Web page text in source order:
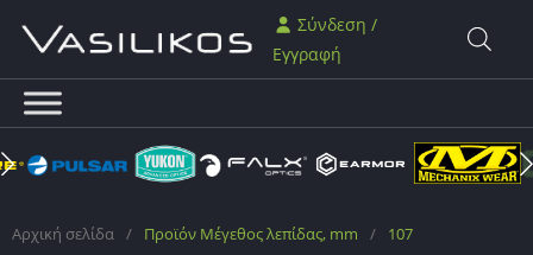
Σύνδεση /
Εγγραφή
Αρχική σελίδα / Προϊόν Μέγεθος λεπίδας, mm / 107